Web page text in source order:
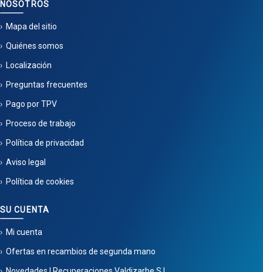
NOSOTROS
Mapa del sitio
Quiénes somos
Localización
Preguntas frecuentes
Pago por TPV
Proceso de trabajo
Política de privacidad
Aviso legal
Política de cookies
SU CUENTA
Mi cuenta
Ofertas en recambios de segunda mano